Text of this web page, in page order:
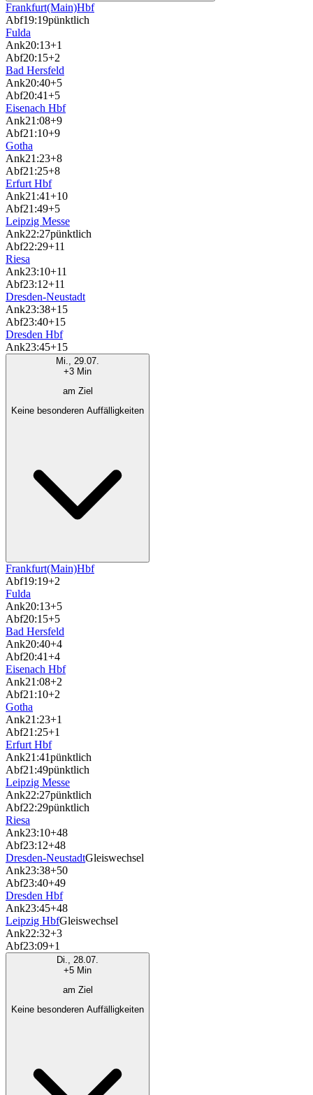
Frankfurt(Main)Hbf
Abf19:19pünktlich
Fulda
Ank20:13+1
Abf20:15+2
Bad Hersfeld
Ank20:40+5
Abf20:41+5
Eisenach Hbf
Ank21:08+9
Abf21:10+9
Gotha
Ank21:23+8
Abf21:25+8
Erfurt Hbf
Ank21:41+10
Abf21:49+5
Leipzig Messe
Ank22:27pünktlich
Abf22:29+11
Riesa
Ank23:10+11
Abf23:12+11
Dresden-Neustadt
Ank23:38+15
Abf23:40+15
Dresden Hbf
Ank23:45+15
Mi., 29.07.
+3 Min
am Ziel
Keine besonderen Auffälligkeiten
Frankfurt(Main)Hbf
Abf19:19+2
Fulda
Ank20:13+5
Abf20:15+5
Bad Hersfeld
Ank20:40+4
Abf20:41+4
Eisenach Hbf
Ank21:08+2
Abf21:10+2
Gotha
Ank21:23+1
Abf21:25+1
Erfurt Hbf
Ank21:41pünktlich
Abf21:49pünktlich
Leipzig Messe
Ank22:27pünktlich
Abf22:29pünktlich
Riesa
Ank23:10+48
Abf23:12+48
Dresden-NeustadtGleiswechsel
Ank23:38+50
Abf23:40+49
Dresden Hbf
Ank23:45+48
Leipzig HbfGleiswechsel
Ank22:32+3
Abf23:09+1
Di., 28.07.
+5 Min
am Ziel
Keine besonderen Auffälligkeiten